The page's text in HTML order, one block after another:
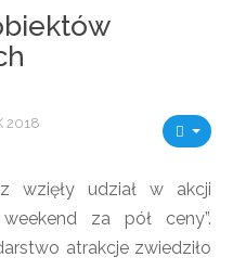
2018
wzięły udział w akcji
za pół ceny”.
atrakcje zwiedziło